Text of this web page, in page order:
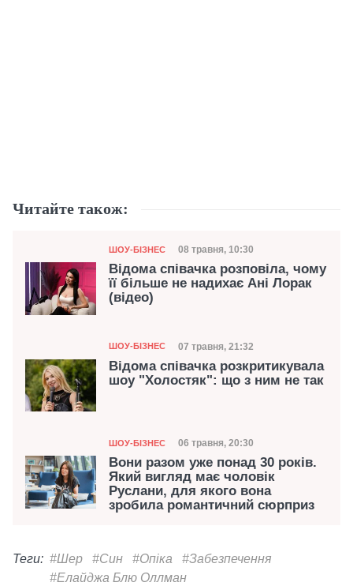
Читайте також:
Категорія
ШОУ-БІЗНЕС Дата публікації
08 травня, 10:30
Відома співачка розповіла, чому
її більше не надихає Ані Лорак
(відео)
Категорія
ШОУ-БІЗНЕС Дата публікації
07 травня, 21:32
Відома співачка розкритикувала
шоу "Холостяк": що з ним не так
Категорія
ШОУ-БІЗНЕС Дата публікації
06 травня, 20:30
Вони разом уже понад 30 років.
Який вигляд має чоловік
Руслани, для якого вона
зробила романтичний сюрприз
Теги: #Шер #Син #Опіка
#Забезпечення
#Елайджа Блю Оллман